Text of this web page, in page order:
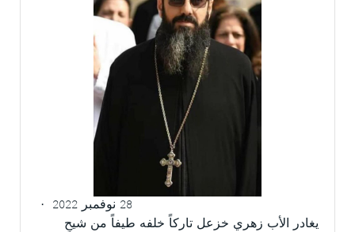
28 نوفمبر 2022
·
يغادر الأب زهري خزعل تاركاً خلفه طيفاً من شيحٍ